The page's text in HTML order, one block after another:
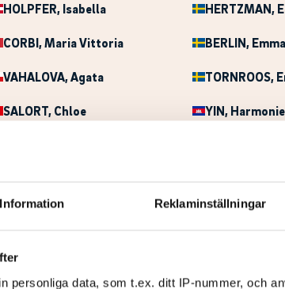
Information Reklaminställningar
personliga data, som t.ex. ditt IP-nummer, och
HOLPFER, Isabella HERTZMAN,
CORBI, Maria Vittoria BERLIN, Emma
VAHALOVA, Agata TORNROOS,
SALORT, Chloe YIN,
LAU, Lois BACKMAN,
OLSEN, Fie DUMEZ, Gala
BORGEN, Hanne HAGBERG,